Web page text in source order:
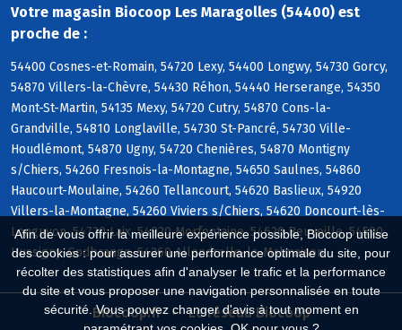
Afin de vous offrir la meilleure expérience possible, Biocoop utilise
des cookies : pour assurer une performance optimale du site, pour
récolter des statistiques afin d'analyser le trafic et la performance
du site et vous proposer une navigation personnalisée en toute
sécurité. Vous pouvez changer d'avis à tout moment en
Votre magasin Biocoop Les Maragolles (54400) est
proche de :
54400 Cosnes-et-Romain, 54720 Lexy, 54400 Longwy, 54730 Gorcy,
54870 Villers-la-Chèvre, 54430 Réhon, 54440 Herserange, 54350
Mont-St-Martin, 54135 Mexy, 54720 Cutry, 54870 Cons-la-
Grandville, 54810 Longlaville, 54730 St-Pancré, 54730 Ville-
Houdlémont, 54870 Ugny, 54720 Chenières, 54870 Montigny
s/Chiers, 54260 Fresnois-la-Montagne, 54650 Saulnes, 54860
Haucourt-Moulaine, 54260 Tellancourt, 54620 Baslieux, 54920
Villers-la-Montagne, 54260 Viviers s/Chiers, 54620 Doncourt-lès-
Longuyon, 54720 Laix, 54920 Morfontaine, 54620 Beuveille, 54590
Hussigny-Godbrange, 54260 Allondrelle-la-Malmaison
Biocoop.fr
Le réseau Biocoop